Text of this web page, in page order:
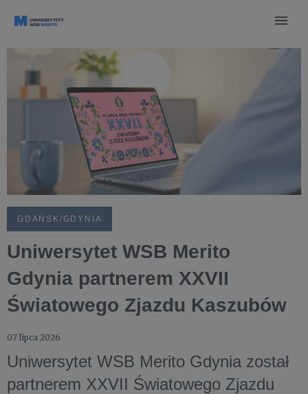
GDAŃSK/GDYNIA
Uniwersytet WSB Merito
Gdynia partnerem XXVII
Światowego Zjazdu Kaszubów
07 lipca 2026
Uniwersytet WSB Merito Gdynia został
partnerem XXVII Światowego Zjazdu